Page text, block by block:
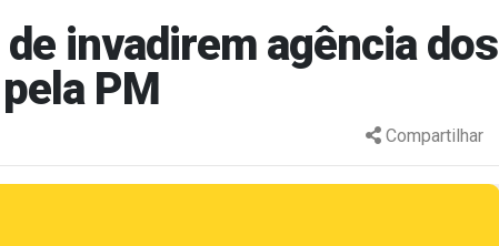
invadirem agência dos
PM
Compartilhar